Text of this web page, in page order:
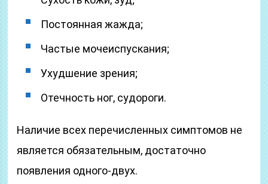
Постоянная жажда;
Частые мочеиспускания;
Ухудшение зрения;
Отечность ног, судороги.
Наличие всех перечисленных симптомов не
является обязательным, достаточно
появления одного-двух.